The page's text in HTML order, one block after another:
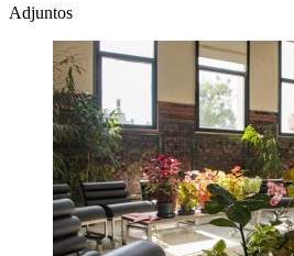
Adjuntos